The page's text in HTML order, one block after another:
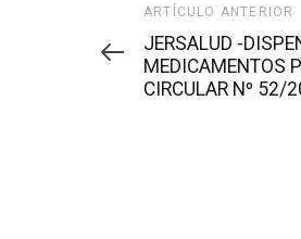
Artículo
anterior
ARTÍCULO ANTERIOR
JERSALUD -
MEDICAMENTOS
CIRCULAR Nº 52/